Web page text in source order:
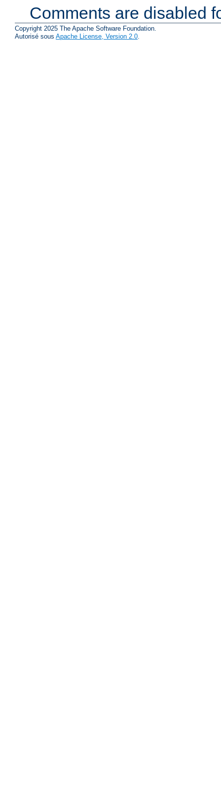
Comments are disabled
Copyright 2025 The Apache Software Foundation.
Autorisé sous Apache License, Version 2.0